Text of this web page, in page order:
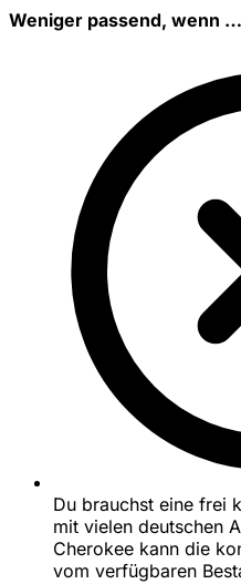
Weniger passend, wenn …
Du brauchst eine frei
mit vielen deutschen
Cherokee kann die
vom verfügbaren